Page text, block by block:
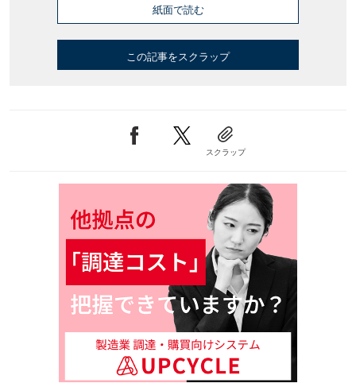
紙面で読む
この記事をスクラップ
スクラップ